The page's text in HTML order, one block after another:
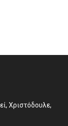
Χριστόδουλε,